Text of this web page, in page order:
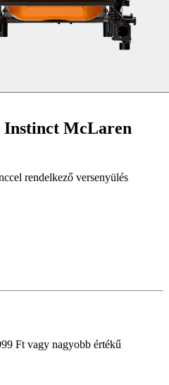
Instinct McLaren
rendelkező versenyülés
Ft vagy nagyobb értékű